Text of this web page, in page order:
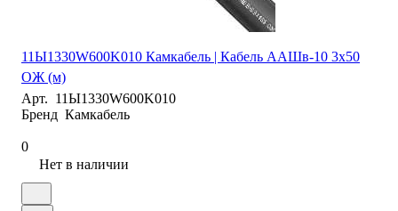
11Ы1330W600K010 Камкабель | Кабель ААШв-10 3х50
ОЖ (м)
Арт. 11Ы1330W600K010
Бренд Камкабель
0
Нет в наличии